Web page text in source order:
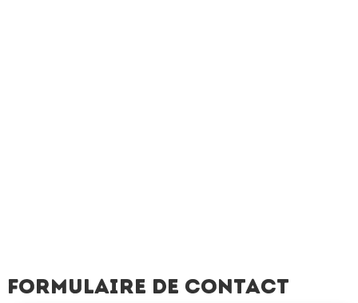
Formulaire de contact